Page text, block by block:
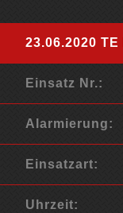
23.06.2020 TE
Einsatz Nr.:
Alarmierung:
Einsatzart:
Uhrzeit: